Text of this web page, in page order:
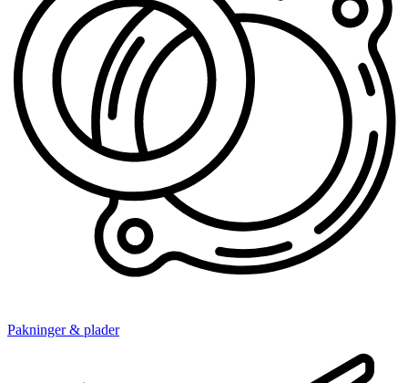
Pakninger & plader